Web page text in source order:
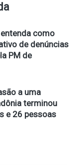
entenda como
de denúncias
PM de
a uma
terminou
e 26 pessoas